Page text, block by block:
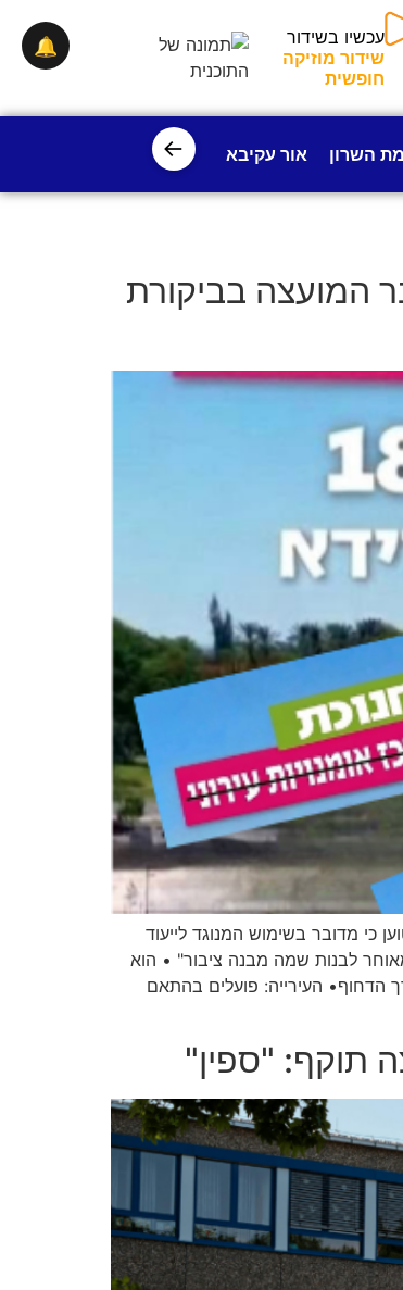
עכשיו בשידור
שידור מוזיקה חופשית
השרון אור עקיבא פרדס חנה
←
המועצה בביקורת
כי מדובר בשימוש המנוגד לייעוד
לבנות שמה מבנה ציבור" • הוא
הדחוף• העירייה: פועלים בהתאם
תוקף: "ספין"
🔔